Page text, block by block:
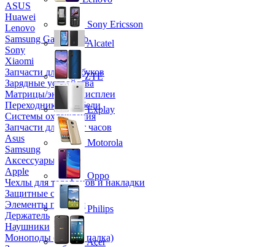
ASUS
Huawei
Lenovo
Samsung Galaxy Tab
Sony
Xiaomi
Запчасти для ноутбуков
Зарядные устройства
Матрицы/экраны/дисплеи
Переходники и кабели
Системы охлаждения
Запчасти для смарт часов
Asus
Samsung
Аксессуары
Apple
Чехлы для телефонов и накладки
Защитные стекла
Элементы питания
Держатель
Наушники
Моноподы (Селфи палка)
Sony Ericsson
Alcatel
ZTE
Explay
Motorola
Oppo
Philips
Acer